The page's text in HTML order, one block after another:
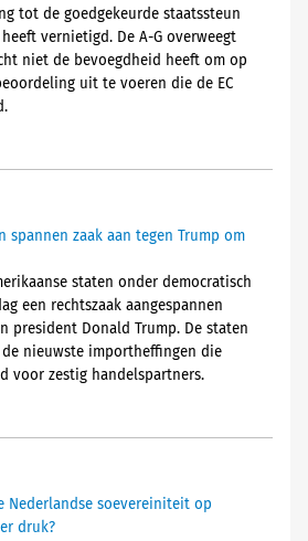
tot de goedgekeurde staatssteun
vernietigd. De A-G overweegt
niet de bevoegdheid heeft om op
uit te voeren die de EC
spannen zaak aan tegen Trump om
staten onder democratisch
een rechtszaak aangespannen
president Donald Trump. De staten
nieuwste importheffingen die
voor zestig handelspartners.
Nederlandse soevereiniteit op
druk?